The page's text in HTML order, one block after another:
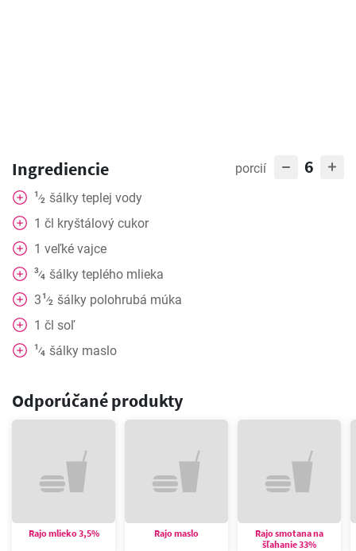
Ingrediencie porcií 6
1⁄2 šálky teplej vody
1 čl kryštálový cukor
1 veľké vajce
3⁄4 šálky teplého mlieka
31⁄2 šálky polohrubá múka
1 čl soľ
1⁄4 šálky maslo
Odporúčané produkty
Rajo mlieko 3,5% Rajo maslo
Rajo smotana na
šľahanie 33%